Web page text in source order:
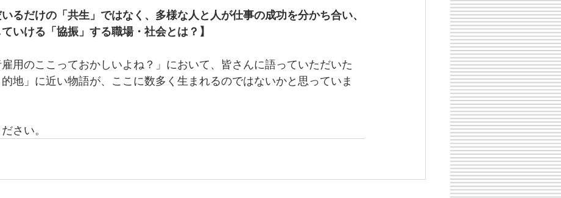
いるだけの「共生」ではなく、多様な人と人が仕事の成功を分かち合い、
いける「協振」する職場・社会とは？】
用のここっておかしいよね？」において、皆さんに語っていただいた
的地」に近い物語が、ここに数多く生まれるのではないかと思っていま
さい。